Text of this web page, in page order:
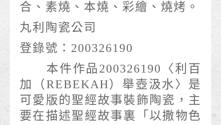
合、素燒、本燒、彩繪、燒烤。
丸利陶瓷公司
登錄號：200326190
本件作品200326190〈利百
加（REBEKAH）舉壺汲水〉是
可愛版的聖經故事裝飾陶瓷，主
要在描述聖經故事裏「以撒物色